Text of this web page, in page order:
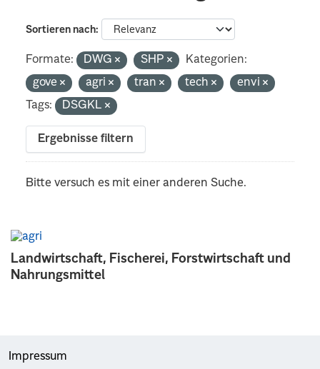
Landwirtschaft, Fischerei, Forstwirtschaft und
Nahrungsmittel
Sortieren nach
Formate: DWG SHP
Kategorien:
gove
agri tran tech
envi
Tags:
DSGKL
Ergebnisse filtern
Bitte versuch es mit einer anderen Suche.
Impressum